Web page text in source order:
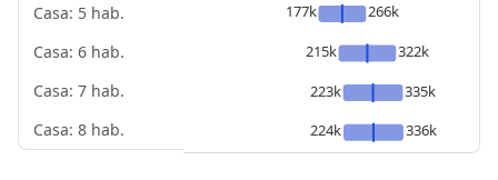
Casa: 5 hab.
Casa: 6 hab.
Casa: 7 hab.
Casa: 8 hab.
177k
266k
215k
322k
223k
335k
224k
336k